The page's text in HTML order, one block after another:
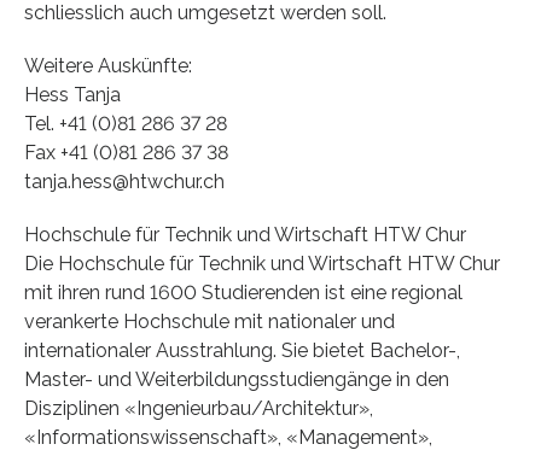
schliesslich auch umgesetzt werden soll.
Weitere Auskünfte:
Hess Tanja
Tel. +41 (0)81 286 37 28
Fax +41 (0)81 286 37 38
tanja.hess@htwchur.ch
Hochschule für Technik und Wirtschaft HTW Chur
Die Hochschule für Technik und Wirtschaft HTW Chur
mit ihren rund 1600 Studierenden ist eine regional
verankerte Hochschule mit nationaler und
internationaler Ausstrahlung. Sie bietet Bachelor-,
Master- und Weiterbildungsstudiengänge in den
Disziplinen «Ingenieurbau/Architektur»,
«Informationswissenschaft», «Management»,